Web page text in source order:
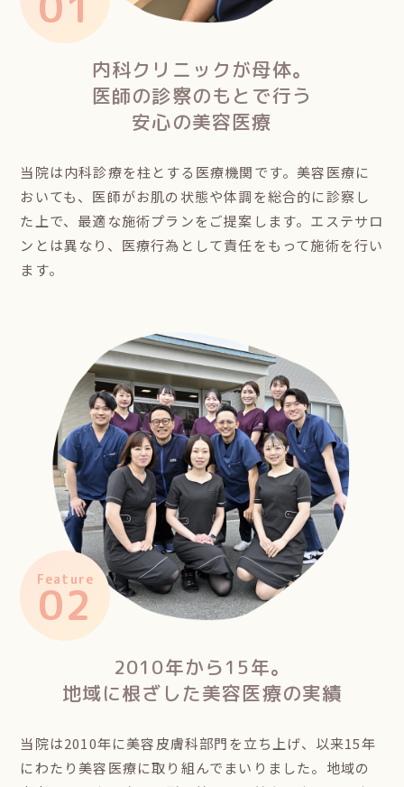
内科クリニックが母体。
医師の診察のもとで行う
安心の美容医療
当院は内科診療を柱とする医療機関です。美容医療に
おいても、医師がお肌の状態や体調を総合的に診察し
た上で、最適な施術プランをご提案します。エステサロ
ンとは異なり、医療行為として責任をもって施術を行い
ます。
Feature
02
2010年から15年。
地域に根ざした美容医療の実績
当院は2010年に美容皮膚科部門を立ち上げ、以来15年
にわたり美容医療に取り組んでまいりました。地域の